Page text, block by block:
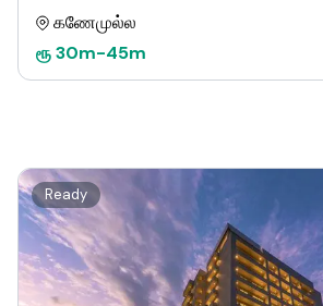
கணேமுல்ல
ரூ30m-45m
Ready